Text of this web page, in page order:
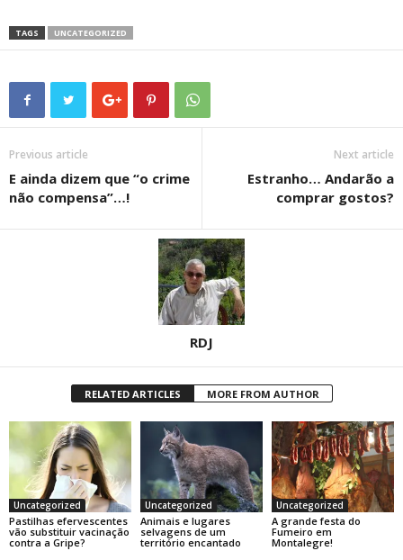
TAGS UNCATEGORIZED
Previous article
E ainda dizem que “o crime
não compensa”…!
Next article
Estranho… Andarão a
comprar gostos?
RDJ
RELATED ARTICLES MORE FROM AUTHOR
Uncategorized
Pastilhas efervescentes
vão substituir vacinação
contra a Gripe?
Uncategorized
Animais e lugares
selvagens de um
território encantado
Uncategorized
A grande festa do
Fumeiro em
Montalegre!